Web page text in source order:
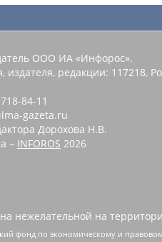
ООО ИА «Инфорос».
издателя, редакции: 117218,
84-11
gazeta.ru
Дорохова Н.В.
– INFOROS 2026
нежелательной на
фонд по экономическому и